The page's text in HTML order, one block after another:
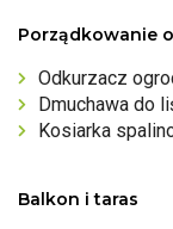
Porządkowanie
Odkurzacz
Dmuchawa do
Kosiarka
Balkon i taras